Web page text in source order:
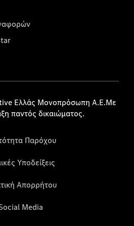
Ελλάς Μονοπρόσωπη Α.Ε.Με
παντός δικαιώματος.
Παρόχου
Υποδείξεις
Απορρήτου
Media